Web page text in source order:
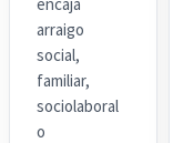
arraigo
social,
familiar,
sociolaboral
o